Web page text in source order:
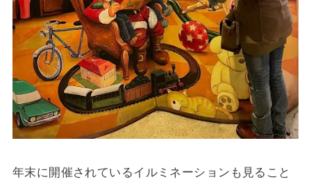
年末に開催されているイルミネーションも見ること